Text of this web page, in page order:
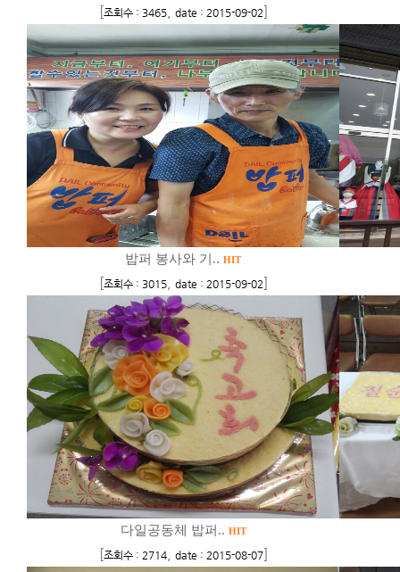
[조회수 : 3465, date : 2015-09-02]
밥퍼 봉사와 기.. HIT
[조회수 : 3015, date : 2015-09-02]
다일공동체 밥퍼.. HIT
[조회수 : 2714, date : 2015-08-07]